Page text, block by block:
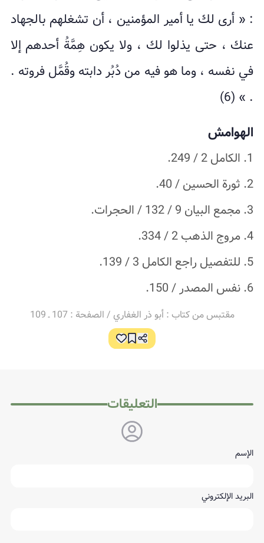
: « أرى لك يا أمير المؤمنين ، أن تشغلهم بالجهاد
عنك ، حتى يذلوا لك ، ولا يكون هِمَّةُ أحدهم إلا
في نفسه ، وما هو فيه من دُبُر دابته وقُمَّل فروته .
. » (6)
الهوامش
1. الكامل 2 / 249.
2. ثورة الحسين / 40.
3. مجمع البيان 9 / 132 / الحجرات.
4. مروج الذهب 2 / 334.
5. للتفصيل راجع الكامل 3 / 139.
6. نفس المصدر / 150.
مقتبس من كتاب : أبو ذر الغفاري / الصفحة : 107 ـ 109
التعليقات
الإسم
البريد الإلكتروني